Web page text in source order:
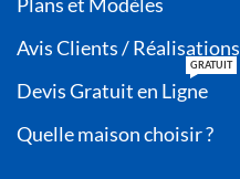
Avis Clients / Réalisations
Devis Gratuit en Ligne
GRATUIT
Quelle maison choisir ?